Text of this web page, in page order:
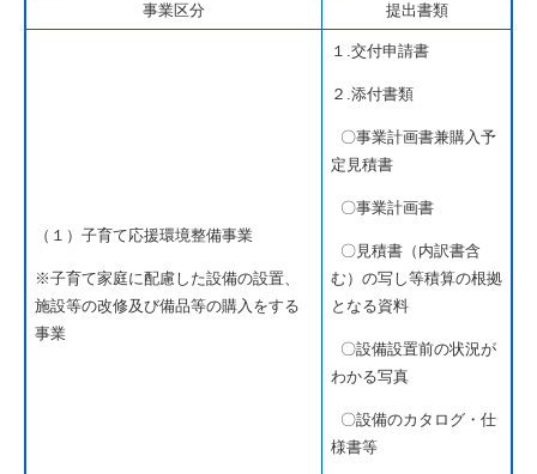
事業区分 提出書類
（１）子育て応援環境整備事業
※子育て家庭に配慮した設備の設置、
施設等の改修及び備品等の購入をする
事業
１.交付申請書
２.添付書類
〇事業計画書兼購入予
定見積書
〇事業計画書
〇見積書（内訳書含
む）の写し等積算の根拠
となる資料
〇設備設置前の状況が
わかる写真
〇設備のカタログ・仕
様書等